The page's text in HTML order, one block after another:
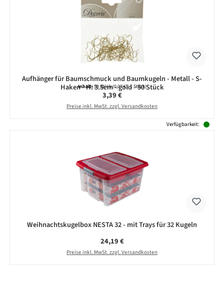
Aufhänger für Baumschmuck und Baumkugeln - Metall - S-
Haken - H: 3.5cm - gold - 50 Stück
Inhalt:50 Stück(0,07 € / 1 Stück)
Regulärer Preis:
3,39 €
Preise inkl. MwSt. zzgl. Versandkosten
Verfügbarkeit:
Weihnachtskugelbox NESTA 32 - mit Trays für 32 Kugeln
Regulärer Preis:
24,19 €
Preise inkl. MwSt. zzgl. Versandkosten